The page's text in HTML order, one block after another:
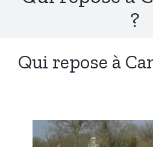
?
Qui repose à